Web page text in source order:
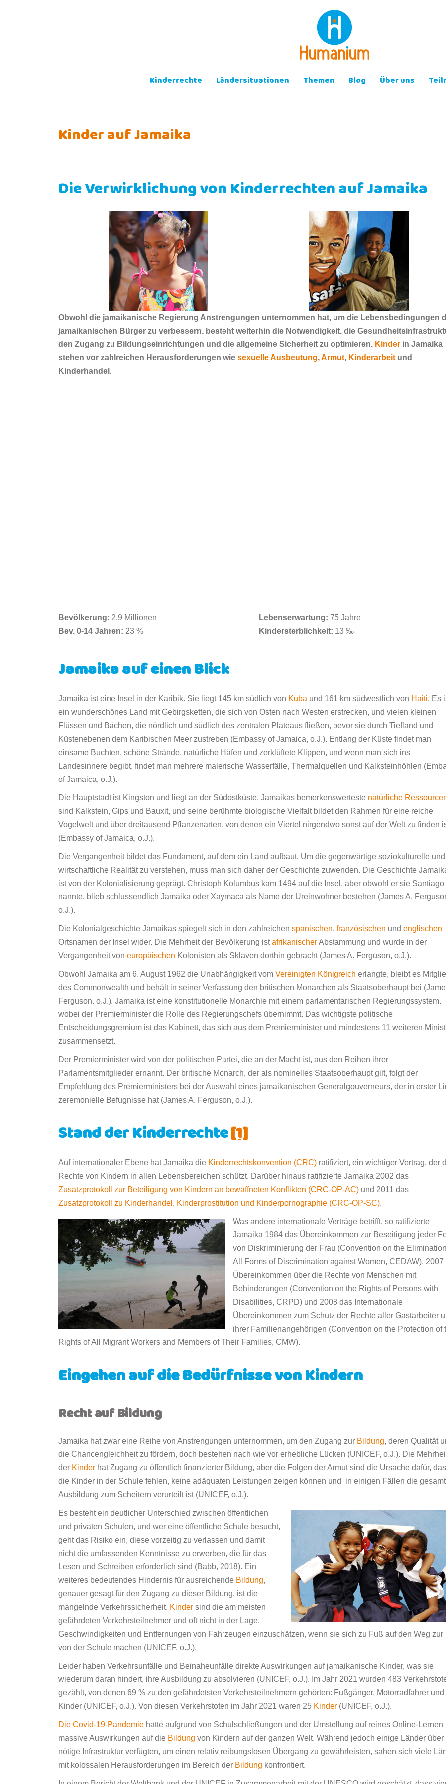
Kinderrechte Ländersituationen Themen Blog Über uns
Kinder auf Jamaika
Die Verwirklichung von Kinderrechten auf Jamaika
Obwohl die jamaikanische Regierung Anstrengungen unternommen hat, um die Lebensbedingungen
jamaikanischen Bürger zu verbessern, besteht weiterhin die Notwendigkeit, die
den Zugang zu Bildungseinrichtungen und die allgemeine Sicherheit zu optimieren. Kinder in Jamaika
stehen vor zahlreichen Herausforderungen wie sexuelle Ausbeutung,Armut, Kinderarbeit und
Kinderhandel.
Bevölkerung: 2,9 Millionen
Bev. 0-14 Jahren: 23 %
Lebenserwartung: 75 Jahre
Kindersterblichkeit: 13 ‰
Jamaika auf einen Blick
Jamaika ist eine Insel in der Karibik. Sie liegt 145 km südlich von Kuba und 161 km südwestlich von Haiti. Es
ein wunderschönes Land mit Gebirgsketten, die sich von Osten nach Westen erstrecken, und vielen kleinen
Flüssen und Bächen, die nördlich und südlich des zentralen Plateaus fließen, bevor sie durch Tiefland und
Küstenebenen dem Karibischen Meer zustreben (Embassy of Jamaica, o.J.). Entlang der Küste findet man
einsame Buchten, schöne Strände, natürliche Häfen und zerklüftete Klippen, und wenn man sich ins
Landesinnere begibt, findet man mehrere malerische Wasserfälle, Thermalquellen und Kalksteinhöhlen
of Jamaica, o.J.).
Die Hauptstadt ist Kingston und liegt an der Südostküste. Jamaikas bemerkenswerteste natürliche
sind Kalkstein, Gips und Bauxit, und seine berühmte biologische Vielfalt bildet den Rahmen für eine reiche
Vogelwelt und über dreitausend Pflanzenarten, von denen ein Viertel nirgendwo sonst auf der Welt zu finden
(Embassy of Jamaica, o.J.).
Die Vergangenheit bildet das Fundament, auf dem ein Land aufbaut. Um die gegenwärtige soziokulturelle und
wirtschaftliche Realität zu verstehen, muss man sich daher der Geschichte zuwenden. Die Geschichte
ist von der Kolonialisierung geprägt. Christoph Kolumbus kam 1494 auf die Insel, aber obwohl er sie Santiago
nannte, blieb schlussendlich Jamaika oder Xaymaca als Name der Ureinwohner bestehen (James A.
o.J.).
Die Kolonialgeschichte Jamaikas spiegelt sich in den zahlreichen spanischen, französischen und englischen
Ortsnamen der Insel wider. Die Mehrheit der Bevölkerung istafrikanischerAbstammung und wurde in der
Vergangenheit von europäischen Kolonisten als Sklaven dorthin gebracht (James A. Ferguson, o.J.).
Obwohl Jamaika am 6. August 1962 die Unabhängigkeit vom Vereinigten Königreich erlangte, bleibt es
des Commonwealth und behält in seiner Verfassung den britischen Monarchen als Staatsoberhaupt bei
Ferguson, o.J.). Jamaika ist eine konstitutionelle Monarchie mit einem parlamentarischen Regierungssystem,
wobei der Premierminister die Rolle des Regierungschefs übernimmt. Das wichtigste politische
Entscheidungsgremium ist das Kabinett, das sich aus dem Premierminister und mindestens 11 weiteren
zusammensetzt.
Der Premierminister wird von der politischen Partei, die an der Macht ist, aus den Reihen ihrer
Parlamentsmitglieder ernannt. Der britische Monarch, der als nominelles Staatsoberhaupt gilt, folgt der
Empfehlung des Premierministers bei der Auswahl eines jamaikanischen Generalgouverneurs, der in erster
zeremonielle Befugnisse hat (James A. Ferguson, o.J.).
Stand der Kinderrechte[1]
Auf internationaler Ebene hat Jamaika die Kinderrechtskonvention (CRC) ratifiziert, ein wichtiger Vertrag, der
Rechte von Kindern in allen Lebensbereichen schützt. Darüber hinaus ratifizierte Jamaika 2002 das
Zusatzprotokoll zur Beteiligung von Kindern an bewaffneten Konflikten (CRC-OP-AC) und 2011 das
Zusatzprotokoll zu Kinderhandel, Kinderprostitution und Kinderpornographie (CRC-OP-SC).
Was andere internationale Verträge betrifft, so ratifizierte
Jamaika 1984 das Übereinkommen zur Beseitigung jeder
von Diskriminierung der Frau (Convention on the
All Forms of Discrimination against Women, CEDAW), 2007
Übereinkommen über die Rechte von Menschen mit
Behinderungen (Convention on the Rights of Persons with
Disabilities, CRPD) und 2008 das Internationale
Übereinkommen zum Schutz der Rechte aller Gastarbeiter
ihrer Familienangehörigen (Convention on the Protection of
Rights of All Migrant Workers and Members of Their Families, CMW).
Eingehen auf die Bedürfnisse von Kindern
Recht auf Bildung
Jamaika hat zwar eine Reihe von Anstrengungen unternommen, um den Zugang zur Bildung, deren Qualität
die Chancengleichheit zu fördern, doch bestehen nach wie vor erhebliche Lücken (UNICEF, o.J.). Die
der Kinder hat Zugang zu öffentlich finanzierter Bildung, aber die Folgen der Armut sind die Ursache dafür,
die Kinder in der Schule fehlen, keine adäquaten Leistungen zeigen können und in einigen Fällen die
Ausbildung zum Scheitern verurteilt ist (UNICEF, o.J.).
Es besteht ein deutlicher Unterschied zwischen öffentlichen
und privaten Schulen, und wer eine öffentliche Schule besucht,
geht das Risiko ein, diese vorzeitig zu verlassen und damit
nicht die umfassenden Kenntnisse zu erwerben, die für das
Lesen und Schreiben erforderlich sind (Babb, 2018). Ein
weiteres bedeutendes Hindernis für ausreichende Bildung,
genauer gesagt für den Zugang zu dieser Bildung, ist die
mangelnde Verkehrssicherheit. Kinder sind die am meisten
gefährdeten Verkehrsteilnehmer und oft nicht in der Lage,
Geschwindigkeiten und Entfernungen von Fahrzeugen einzuschätzen, wenn sie sich zu Fuß auf den Weg zur
von der Schule machen (UNICEF, o.J.).
Leider haben Verkehrsunfälle und Beinaheunfälle direkte Auswirkungen auf jamaikanische Kinder, was sie
wiederum daran hindert, ihre Ausbildung zu absolvieren (UNICEF, o.J.). Im Jahr 2021 wurden 483
gezählt, von denen 69 % zu den gefährdetsten Verkehrsteilnehmern gehörten: Fußgänger, Motorradfahrer und
Kinder (UNICEF, o.J.). Von diesen Verkehrstoten im Jahr 2021 waren 25 Kinder (UNICEF, o.J.).
Die Covid-19-Pandemie hatte aufgrund von Schulschließungen und der Umstellung auf reines Online-Lernen
massive Auswirkungen auf die Bildung von Kindern auf der ganzen Welt. Während jedoch einige Länder über
nötige Infrastruktur verfügten, um einen relativ reibungslosen Übergang zu gewährleisten, sahen sich viele
mit kolossalen Herausforderungen im Bereich der Bildung konfrontiert.